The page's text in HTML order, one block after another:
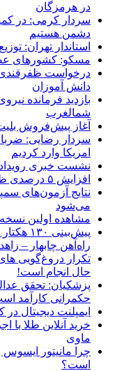
در هرمزگان
سردار کرمی: در
دشمن هستیم
استاندار تهران:
مسکو: کشورهای
درخواست
دانش آموزان
بازدید فرمانده
شمالغرب
آغاز پیش‌فروش
امریکا وارد کردیم
نشست خبری
افزایش ۵ درصدی ظرفیت قطارهای اربعین
نتایج آزمون‌های
می‌شود
مشاهده اولین نسخه One UI 9.5 روی سرورهای سامسونگ
راه‌آهن چابهار –
تکرار دروغ‌گویی
حال انجام است!
پزشکیان: تحقق
حکمرانی کارآمد
ایمپلنت دیجیتال در
خرید آنلاین طلا
ماوی
چرا مانیتور ایسوس
است؟